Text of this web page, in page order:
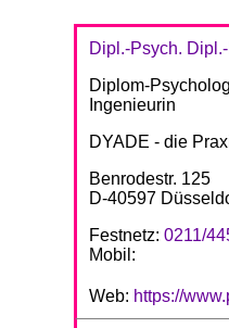
Dipl.-Psych.
Diplom-
Ingenieurin
DYADE - die
Benrodestr. 125
D-40597
Festnetz: 0211/
Mobil:
Web: https://